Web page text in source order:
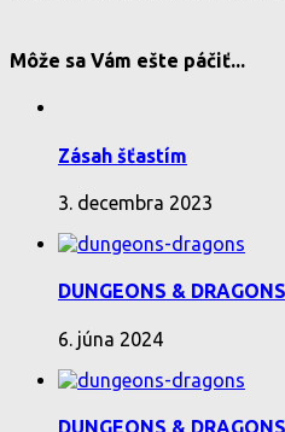
Môže sa Vám ešte páčiť...
Zásah šťastím
3. decembra 2023
DUNGEONS &
6. júna 2024
DUNGEONS &